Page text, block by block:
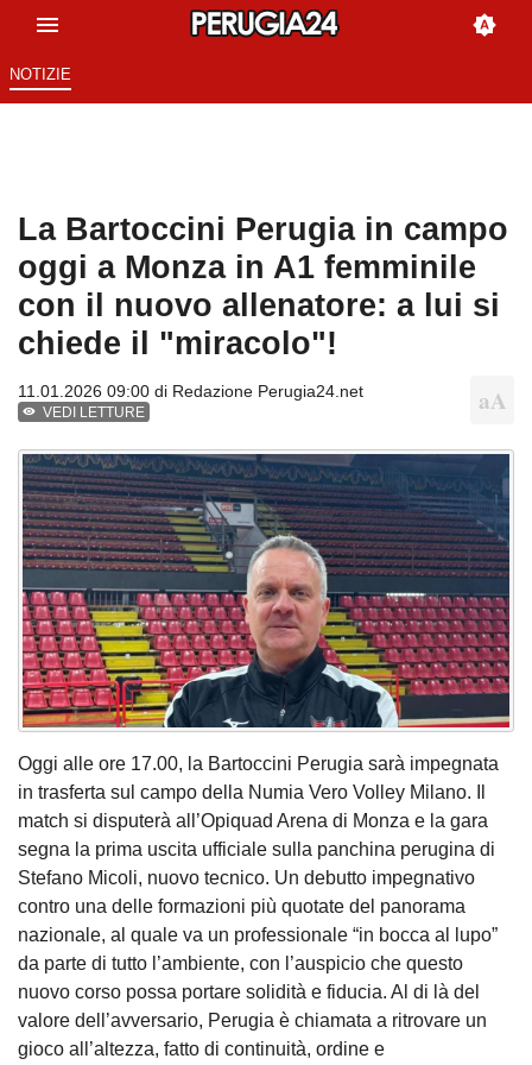
NOTIZIE
La Bartoccini Perugia in campo
oggi a Monza in A1 femminile
con il nuovo allenatore: a lui si
chiede il "miracolo"!
11.01.2026 09:00 di Redazione Perugia24.net
VEDI LETTURE
Oggi alle ore 17.00, la Bartoccini Perugia sarà impegnata
in trasferta sul campo della Numia Vero Volley Milano. Il
match si disputerà all’Opiquad Arena di Monza e la gara
segna la prima uscita ufficiale sulla panchina perugina di
Stefano Micoli, nuovo tecnico. Un debutto impegnativo
contro una delle formazioni più quotate del panorama
nazionale, al quale va un professionale “in bocca al lupo”
da parte di tutto l’ambiente, con l’auspicio che questo
nuovo corso possa portare solidità e fiducia. Al di là del
valore dell’avversario, Perugia è chiamata a ritrovare un
gioco all’altezza, fatto di continuità, ordine e